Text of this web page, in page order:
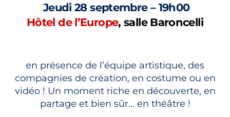
Jeudi 28 septembre – 19h00
Hôtel de l’Europe, salle Baroncelli
en présence de l’équipe artistique, des
compagnies de création, en costume ou en
vidéo ! Un moment riche en découverte, en
partage et bien sûr… en théâtre !